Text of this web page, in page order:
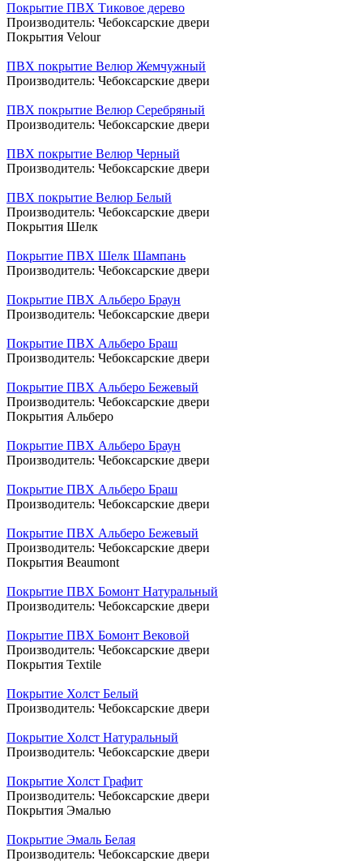
Покрытие ПВХ Тиковое дерево
Производитель: Чебоксарские двери
Покрытия Velour
ПВХ покрытие Велюр Жемчужный
Производитель: Чебоксарские двери
ПВХ покрытие Велюр Серебряный
Производитель: Чебоксарские двери
ПВХ покрытие Велюр Черный
Производитель: Чебоксарские двери
ПВХ покрытие Велюр Белый
Производитель: Чебоксарские двери
Покрытия Шелк
Покрытие ПВХ Шелк Шампань
Производитель: Чебоксарские двери
Покрытие ПВХ Альберо Браун
Производитель: Чебоксарские двери
Покрытие ПВХ Альберо Браш
Производитель: Чебоксарские двери
Покрытие ПВХ Альберо Бежевый
Производитель: Чебоксарские двери
Покрытия Альберо
Покрытие ПВХ Альберо Браун
Производитель: Чебоксарские двери
Покрытие ПВХ Альберо Браш
Производитель: Чебоксарские двери
Покрытие ПВХ Альберо Бежевый
Производитель: Чебоксарские двери
Покрытия Beaumont
Покрытие ПВХ Бомонт Натуральный
Производитель: Чебоксарские двери
Покрытие ПВХ Бомонт Вековой
Производитель: Чебоксарские двери
Покрытия Textile
Покрытие Холст Белый
Производитель: Чебоксарские двери
Покрытие Холст Натуральный
Производитель: Чебоксарские двери
Покрытие Холст Графит
Производитель: Чебоксарские двери
Покрытия Эмалью
Покрытие Эмаль Белая
Производитель: Чебоксарские двери